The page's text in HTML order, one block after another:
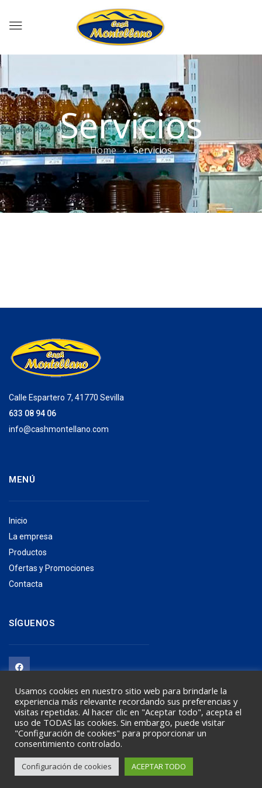
Servicios
Home Servicios
Calle Espartero 7, 41770 Sevilla
633 08 94 06
info@cashmontellano.com
MENÚ
Inicio
La empresa
Productos
Ofertas y Promociones
Contacta
SÍGUENOS
Copyright © CASH MONTELLANO 2021
Usamos cookies en nuestro sitio web para brindarle la
experiencia más relevante recordando sus preferencias y
visitas repetidas. Al hacer clic en "Aceptar todo", acepta el
uso de TODAS las cookies. Sin embargo, puede visitar
"Configuración de cookies" para proporcionar un
consentimiento controlado.
Configuración de cookies ACEPTAR TODO